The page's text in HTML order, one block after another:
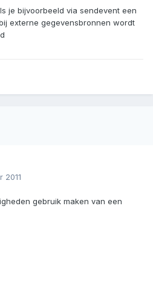
je bijvoorbeeld via sendevent een
externe gegevensbronnen wordt
2011
gebruik maken van een